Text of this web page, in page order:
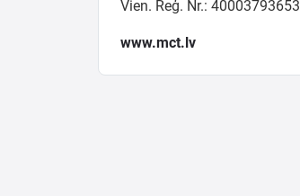
Vien. Reģ. Nr.: 40003793653
www.mct.lv